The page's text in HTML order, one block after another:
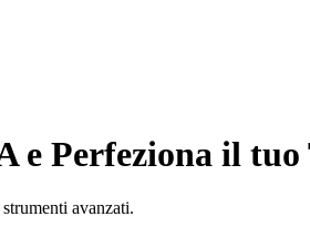
e Perfeziona il tuo
avanzati.